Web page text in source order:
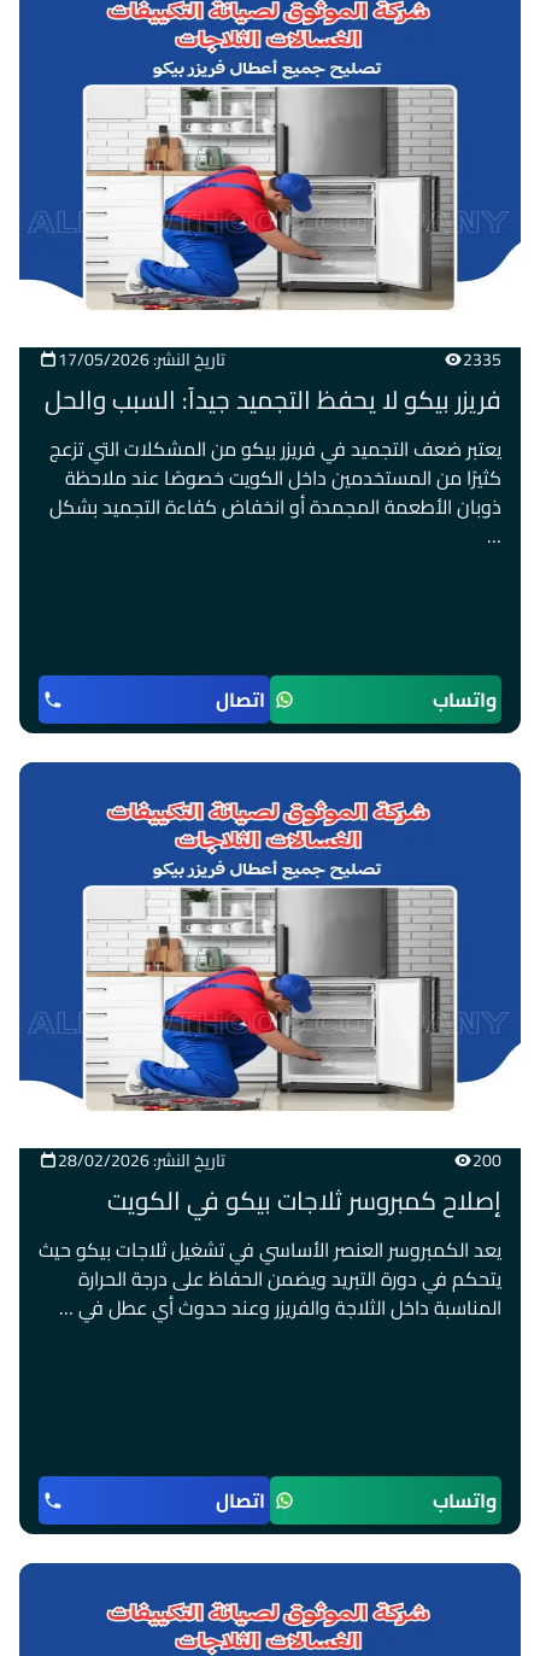
2335 تاريخ النشر: 17/05/2026
فريزر بيكو لا يحفظ التجميد جيداً: السبب والحل
يعتبر ضعف التجميد في فريزر بيكو من المشكلات التي تزعج
كثيرًا من المستخدمين داخل الكويت خصوصًا عند ملاحظة
ذوبان الأطعمة المجمدة أو انخفاض كفاءة التجميد بشكل
…
واتساب اتصال
200 تاريخ النشر: 28/02/2026
إصلاح كمبروسر ثلاجات بيكو في الكويت
يعد الكمبروسر العنصر الأساسي في تشغيل ثلاجات بيكو حيث
يتحكم في دورة التبريد ويضمن الحفاظ على درجة الحرارة
المناسبة داخل الثلاجة والفريزر وعند حدوث أي عطل في …
واتساب اتصال